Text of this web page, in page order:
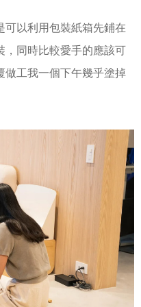
可以利用包裝紙箱先鋪在
，同時比較愛手的應該可
做工我一個下午幾乎塗掉